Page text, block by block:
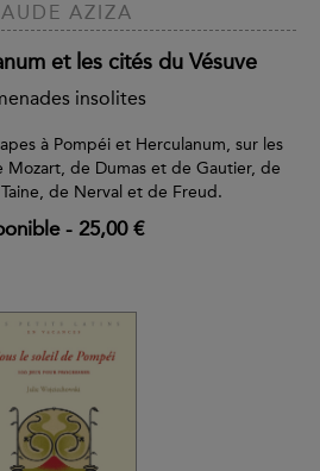
AZIZA
et les cités du Vésuve
insolites
à Pompéi et Herculanum, sur les
de Dumas et de Gautier, de
de Nerval et de Freud.
- 25,00 €